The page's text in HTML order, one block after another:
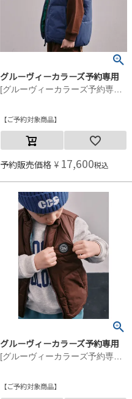
グルーヴィーカラーズ予約専用
[グルーヴィーカラーズ予約専用] ナイロンタフタ PADDING VEST【10月入荷予定】 14BLブルー
ご予約対象商品
予約販売価格 ¥ 17,600税込
グルーヴィーカラーズ予約専用
[グルーヴィーカラーズ予約専用] ナイロンタフタ PADDING VEST【10月入荷予定】 13WNワイン
ご予約対象商品